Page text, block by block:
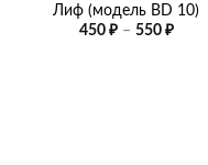
Лиф (модель BD 10)
450 ₽ – 550 ₽